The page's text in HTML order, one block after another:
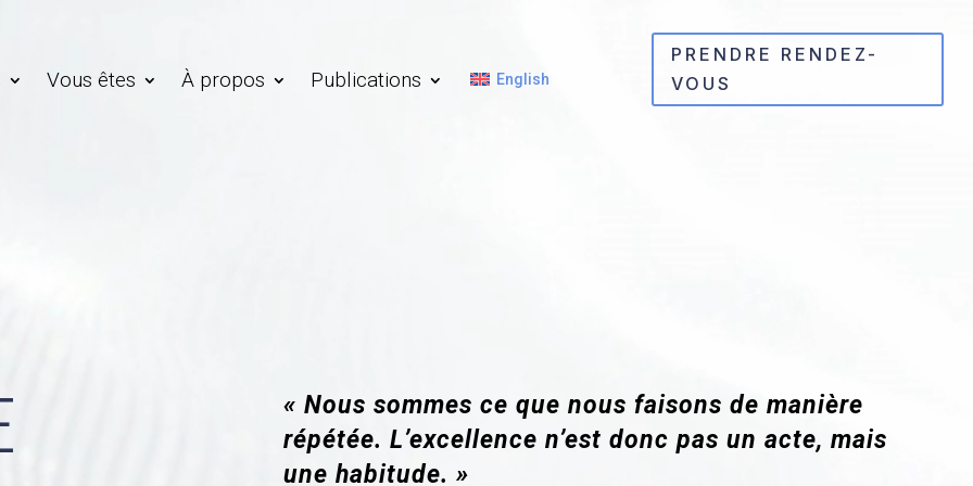
Vous êtes À propos Publications English
PRENDRE RENDEZ-
VOUS
« Nous sommes ce que nous faisons de manière
répétée. L’excellence n’est donc pas un acte, mais
une habitude. »